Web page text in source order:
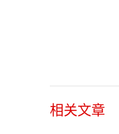
相关文章